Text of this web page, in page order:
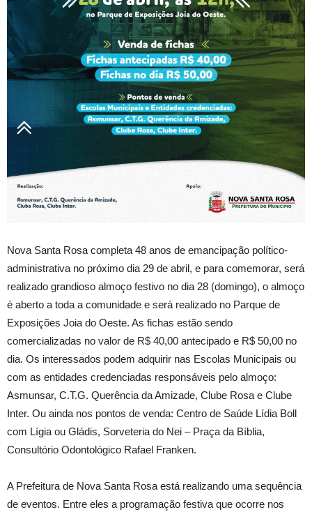
Nova Santa Rosa completa 48 anos de emancipação político-
administrativa no próximo dia 29 de abril, e para comemorar, será
realizado grandioso almoço festivo no dia 28 (domingo), o almoço
é aberto a toda a comunidade e será realizado no Parque de
Exposições Joia do Oeste. As fichas estão sendo
comercializadas no valor de R$ 40,00 antecipado e R$ 50,00 no
dia. Os interessados podem adquirir nas Escolas Municipais ou
com as entidades credenciadas responsáveis pelo almoço:
Asmunsar, C.T.G. Querência da Amizade, Clube Rosa e Clube
Inter. Ou ainda nos pontos de venda: Centro de Saúde Lídia Boll
com Lígia ou Gládis, Sorveteria do Nei – Praça da Bíblia,
Consultório Odontológico Rafael Franken.
A Prefeitura de Nova Santa Rosa está realizando uma sequência
de eventos. Entre eles a programação festiva que ocorre nos